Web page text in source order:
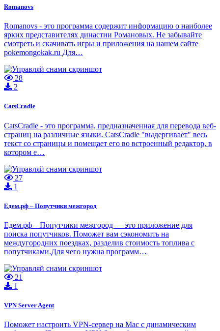
Romanovs
Romanovs - это программа содержит информацию о наиболее
ярких представителях династии Романовых. Не забывайте
смотреть и скачивать игры и приложения на нашем сайте
pokemongokak.ru Для…
28
2
CatsCradle
CatsCradle - это программа, предназначенная для перевода веб-
страниц на различные языки. CatsCradle "выдергивает" весь
текст со страницы и помещает его во встроенный редактор, в
котором е…
27
1
Едем.рф – Попутчики межгород
Едем.рф – Попутчики межгород — это приложение для
поиска попутчиков. Поможет вам сэкономить на
междугородних поездках, разделив стоимость топлива с
попутчиками.Для чего нужна программ…
21
1
VPN Server Agent
Поможет настроить VPN-сервер на Mac с динамическим